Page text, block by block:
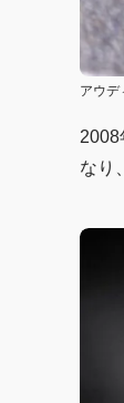
アウ
2008
なり